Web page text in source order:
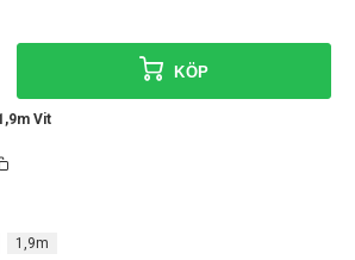
Vit
KÖP
1,9m